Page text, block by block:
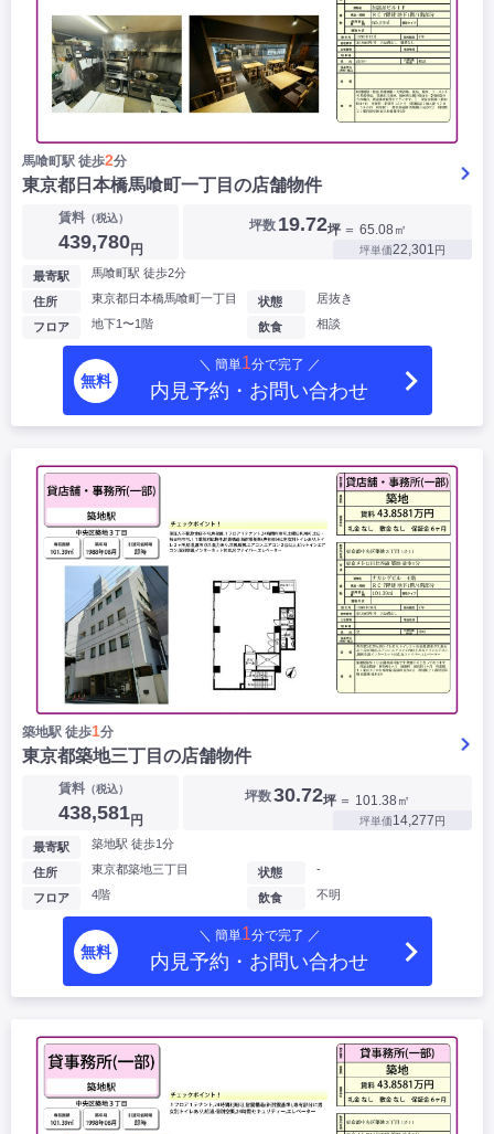
馬喰町駅 徒歩2分
東京都日本橋馬喰町一丁目の店舗物件
賃料（税込）
439,780円
坪数 19.72坪 ＝ 65.08㎡
坪単価22,301円
最寄駅 馬喰町駅 徒歩2分
住所 東京都日本橋馬喰町一丁目
フロア 地下1〜1階
状態 居抜き
飲食 相談
無料
＼ 簡単1分で完了 ／
内見予約・お問い合わせ
築地駅 徒歩1分
東京都築地三丁目の店舗物件
賃料（税込）
438,581円
坪数30.72坪 ＝ 101.38㎡
坪単価14,277円
最寄駅 築地駅 徒歩1分
住所 東京都築地三丁目
フロア 4階
状態 -
飲食 不明
無料
＼ 簡単1分で完了 ／
内見予約・お問い合わせ